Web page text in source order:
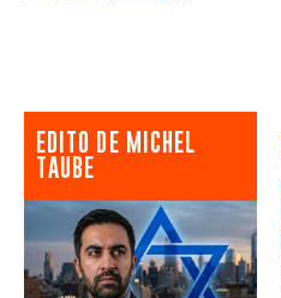
EDITO DE MICHEL
TAUBE